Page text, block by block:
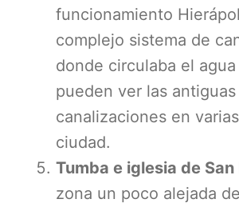
funcionamiento
complejo sistema de
donde circulaba el
pueden ver las antiguas
canalizaciones en
ciudad.
Tumba e iglesia de San
zona un poco alejada